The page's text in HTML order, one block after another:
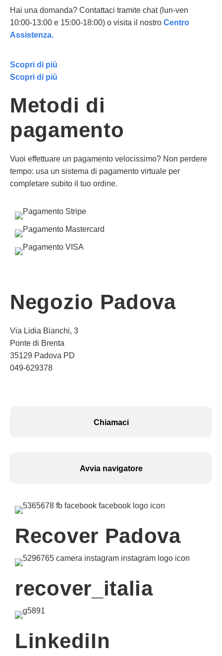
Hai una domanda? Contattaci tramite chat (lun-ven
10:00-13:00 e 15:00-18:00) o visita il nostro Centro
Assistenza.
Scopri di più
Scopri di più
Metodi di
pagamento
Vuoi effettuare un pagamento velocissimo? Non perdere
tempo: usa un sistema di pagamento virtuale per
completare subito il tuo ordine.
Negozio Padova
Via Lidia Bianchi, 3
Ponte di Brenta
35129 Padova PD
049-629378
Chiamaci
Avvia navigatore
Recover Padova
recover_italia
LinkediIn